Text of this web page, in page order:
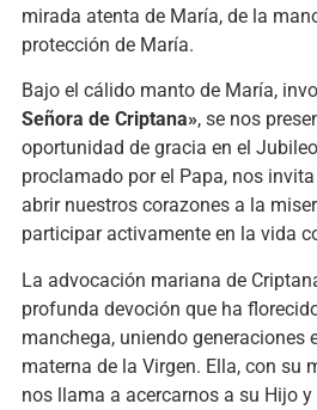
mirada atenta de María, de la
protección de María.
Bajo el cálido manto de María,
Señora de Criptana», se nos
oportunidad de gracia en el
proclamado por el Papa, nos
abrir nuestros corazones a la
participar activamente en la vida
La advocación mariana de
profunda devoción que ha
manchega, uniendo generaciones
materna de la Virgen. Ella, con su
nos llama a acercarnos a su Hijo